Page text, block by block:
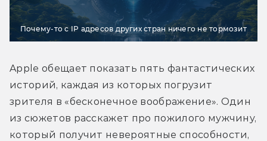
Почему-то с IP адресов других стран ничего не тормозит
Apple обещает показать пять фантастических
историй, каждая из которых погрузит
зрителя в «бесконечное воображение». Один
из сюжетов расскажет про пожилого мужчину,
который получит невероятные способности,